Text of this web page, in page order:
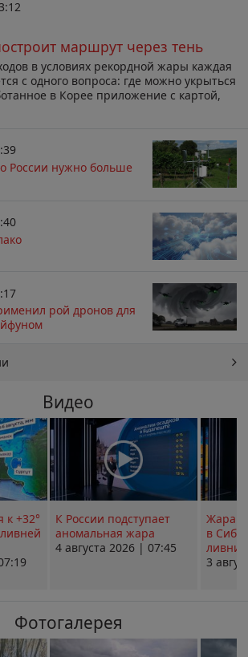
маршрут через тень
в условиях рекордной жары каждая
с одного вопроса: где можно укрыться
в Корее приложение с картой,
России нужно больше
рой дронов для
Видео
к +32°
К России подступает
аномальная жара
4 августа 2026 | 07:45
Жара в
в
ливни
3
Фотогалерея